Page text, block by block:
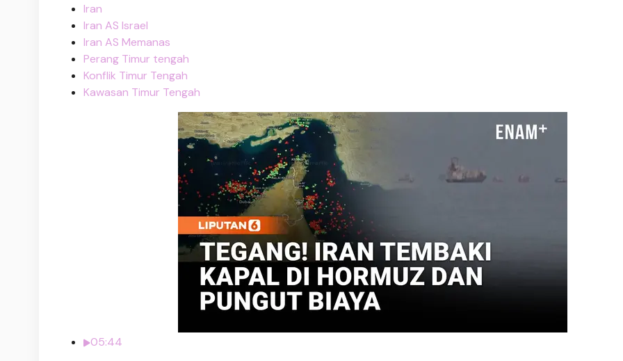
Iran
Iran AS Israel
Iran AS Memanas
Perang Timur tengah
Konflik Timur Tengah
Kawasan Timur Tengah
05:44